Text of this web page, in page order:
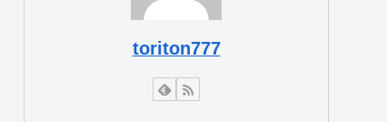
toriton777